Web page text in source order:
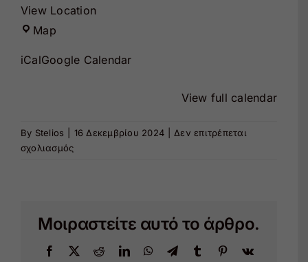
View Location
MapΠολιτιστικό
Κερατέας
iCalGoogle Calendar
View full calendar
By Stelios 16 Δεκεμβρίου 2024
Δεν επιτρέπεται
σχολιασμόςστο
Μοιραστείτε αυτό το άρθρο.
Facebook RedditLinkedInWhatsApp
TelegramTumblrPinterest
Vk